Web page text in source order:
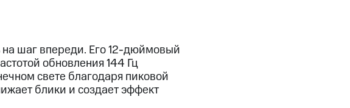
на шаг впереди. Его 12-дюймовый
обновления 144 Гц
свете благодаря пиковой
блики и создает эффект